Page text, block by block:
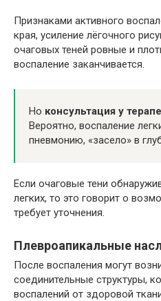
Признаками активного
края, усиление лёгочного
очаговых теней ровные и
воспаление заканчивается.
Но консультация у
Вероятно, воспаление
пневмонию, «засело» в
Если очаговые тени
легких, то это говорит о
требует уточнения.
Плевроапикальные
После воспаления могут
соединительные структуры,
воспалений от здоровой